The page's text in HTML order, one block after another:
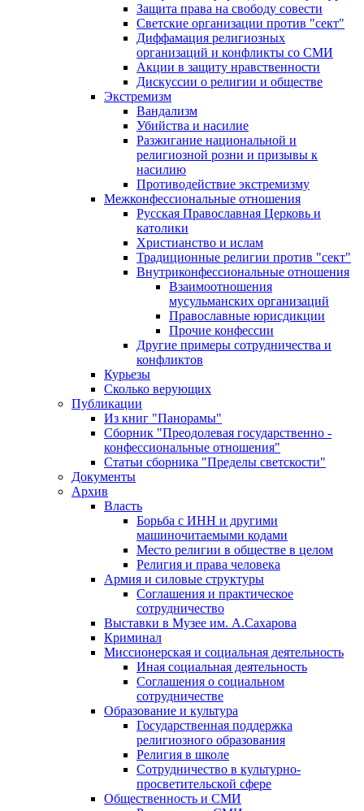
Защита права на свободу совести
Светские организации против "сект"
Диффамация религиозных
организаций и конфликты со СМИ
Акции в защиту нравственности
Дискуссии о религии и обществе
Экстремизм
Вандализм
Убийства и насилие
Разжигание национальной и
религиозной розни и призывы к
насилию
Противодействие экстремизму
Межконфессиональные отношения
Русская Православная Церковь и
католики
Христианство и ислам
Традиционные религии против "сект"
Внутриконфессиональные отношения
Взаимоотношения
мусульманских организаций
Православные юрисдикции
Прочие конфессии
Другие примеры сотрудничества и
конфликтов
Курьезы
Сколько верующих
Публикации
Из книг "Панорамы"
Сборник "Преодолевая государственно -
конфессиональные отношения"
Статьи сборника "Пределы светскости"
Документы
Архив
Власть
Борьба с ИНН и другими
машиночитаемыми кодами
Место религии в обществе в целом
Религия и права человека
Армия и силовые структуры
Соглашения и практическое
сотрудничество
Выставки в Музее им. А.Сахарова
Криминал
Миссионерская и социальная деятельность
Иная социальная деятельность
Соглашения о социальном
сотрудничестве
Образование и культура
Государственная поддержка
религиозного образования
Религия в школе
Сотрудничество в культурно-
просветительской сфере
Общественность и СМИ